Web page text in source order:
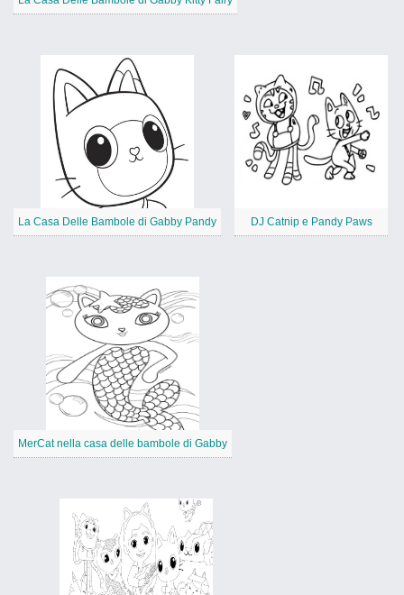
La Casa Delle Bambole di Gabby Pandy DJ Catnip e Pandy Paws
MerCat nella casa delle bambole di Gabby